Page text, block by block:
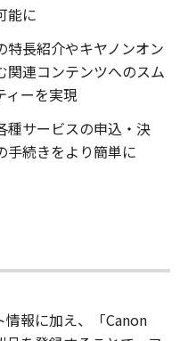
能に
長紹介やキヤノンオン
関連コンテンツへのスム
ィーを実現
種サービスの申込・決
手続きをより簡単に
報に加え、「Canon